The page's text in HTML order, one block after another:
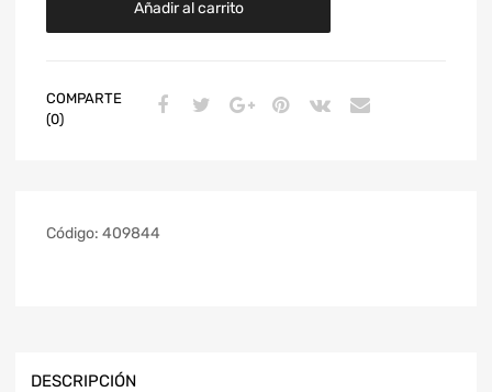
Añadir al carrito
COMPARTE
(0)
Código: 409844
DESCRIPCIÓN